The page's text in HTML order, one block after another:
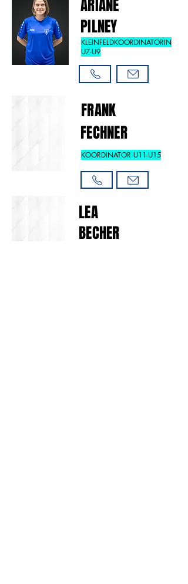
ARIANE
PILNEY
KLEINFELDKOORDINATORIN
U7-U9
FRANK
FECHNER
KOORDINATOR U11-U15
LEA
BECHER